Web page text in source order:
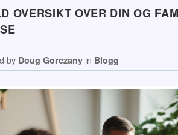
OVERSIKT OVER DIN OG
by Doug Gorczany in Blogg